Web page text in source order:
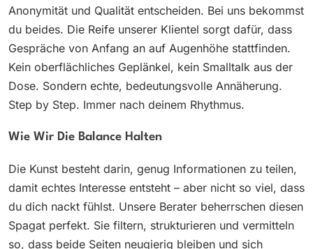
Anonymität und Qualität entscheiden. Bei uns bekommst
du beides. Die Reife unserer Klientel sorgt dafür, dass
Gespräche von Anfang an auf Augenhöhe stattfinden.
Kein oberflächliches Geplänkel, kein Smalltalk aus der
Dose. Sondern echte, bedeutungsvolle Annäherung.
Step by Step. Immer nach deinem Rhythmus.
Wie Wir Die Balance Halten
Die Kunst besteht darin, genug Informationen zu teilen,
damit echtes Interesse entsteht – aber nicht so viel, dass
du dich nackt fühlst. Unsere Berater beherrschen diesen
Spagat perfekt. Sie filtern, strukturieren und vermitteln
so, dass beide Seiten neugierig bleiben und sich